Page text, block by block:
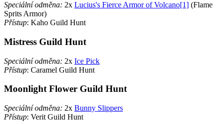
Speciální odměna: 2x Lucius's Fierce Armor of Volcano[1] (Flame
Sprits Armor)
Přístup: Kaho Guild Hunt
Mistress Guild Hunt
Speciální odměna: 2x Ice Pick
Přístup: Caramel Guild Hunt
Moonlight Flower Guild Hunt
Speciální odměna: 2x Bunny Slippers
Přístup: Verit Guild Hunt